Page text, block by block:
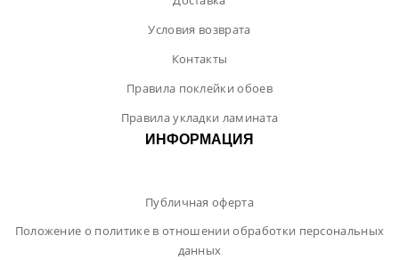
Условия возврата
Контакты
Правила поклейки обоев
Правила укладки ламината
ИНФОРМАЦИЯ
Публичная оферта
Положение о политике в отношении обработки персональных
данных